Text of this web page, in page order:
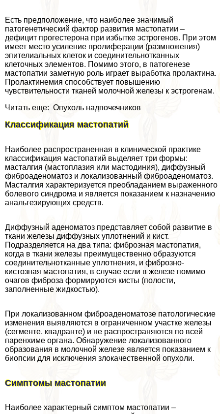
Есть предположение, что наиболее значимый
патогенетический фактор развития мастопатии –
дефицит прогестерона при избытке эстрогенов. При этом
имеет место усиление пролиферации (размножения)
эпителиальных клеток и соединительнотканных
клеточных элементов. Помимо этого, в патогенезе
мастопатии заметную роль играет выработка пролактина.
Пролактинемия способствует повышению
чувствительности тканей молочной железы к эстрогенам.
Читать еще: Опухоль надпочечников
Классификация мастопатий
Наиболее распространенная в клинической пpaктике
классификация мастопатий выделяет три формы:
масталгия (мастоплазия или мастодиния), диффузный
фиброаденоматоз и локализованный фиброаденоматоз.
Масталгия хаpaктеризуется преобладанием выраженного
болевого синдрома и является показанием к назначению
aнaльгезирующих средств.
Диффузный аденоматоз представляет собой развитие в
ткани железы диффузных уплотнений и кист.
Подразделяется на два типа: фиброзная мастопатия,
когда в ткани железы преимущественно образуются
соединительнотканные уплотнения, и фиброзно-
кистозная мастопатия, в случае если в железе помимо
очагов фиброза формируются кисты (полости,
заполненные жидкостью).
При локализованном фиброаденоматозе патологические
изменения выявляются в ограниченном участке железы
(сегменте, квадранте) и не распространяются по всей
паренхиме органа. Обнаружение локализованного
образования в молочной железе является показанием к
биопсии для исключения злокачественной опухоли.
Симптомы мастопатии
Наиболее хаpaктерный симптом мастопатии –